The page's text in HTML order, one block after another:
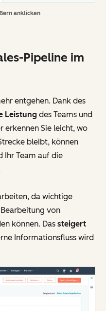
anklicken
Pipeline im
entgehen. Dank des
Leistung des Teams und
erkennen Sie leicht, wo
bleibt, können
Ihr Team auf die
da wichtige
von
können. Das steigert
Informationsfluss wird